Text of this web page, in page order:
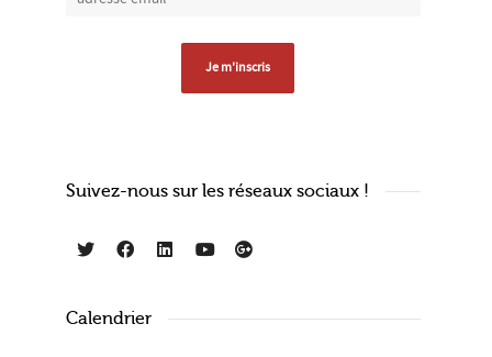
Suivez-nous sur les réseaux sociaux !
Calendrier